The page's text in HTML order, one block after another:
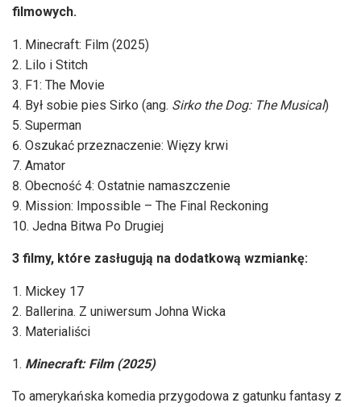
filmowych.
Minecraft: Film (2025)
Lilo i Stitch
F1: The Movie
Był sobie pies Sirko (ang. Sirko the Dog: The Musical)
Superman
Oszukać przeznaczenie: Więzy krwi
Amator
Obecność 4: Ostatnie namaszczenie
Mission: Impossible – The Final Reckoning
Jedna Bitwa Po Drugiej
3 filmy, które zasługują na dodatkową wzmiankę:
Mickey 17
Ballerina. Z uniwersum Johna Wicka
Materialiści
Minecraft: Film (2025)
To amerykańska komedia przygodowa z gatunku fantasy z